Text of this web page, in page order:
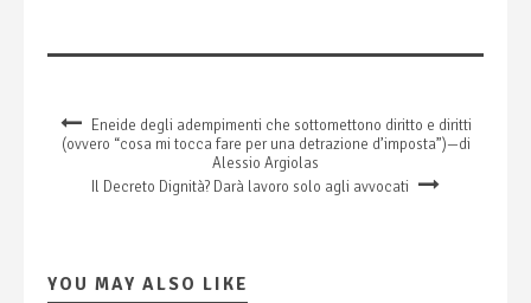
Eneide degli adempimenti che sottomettono diritto e diritti
(ovvero “cosa mi tocca fare per una detrazione d’imposta”)—di
Alessio Argiolas
Il Decreto Dignità? Darà lavoro solo agli avvocati
YOU MAY ALSO LIKE